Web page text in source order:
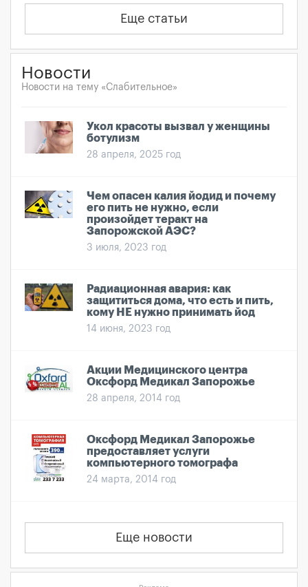
Еще статьи
Новости
Новости на тему «Слабительное»
Укол красоты вызвал у женщины
ботулизм
28 апреля, 2025 год
Чем опасен калия йодид и почему
его пить не нужно, если
произойдет теракт на
Запорожской АЭС?
3 июля, 2023 год
Радиационная авария: как
защититься дома, что есть и пить,
кому НЕ нужно принимать йод
14 июня, 2023 год
Акции Медицинского центра
Оксфорд Медикал Запорожье
28 апреля, 2014 год
Оксфорд Медикал Запорожье
предоставляет услуги
компьютерного томографа
24 марта, 2014 год
Еще новости